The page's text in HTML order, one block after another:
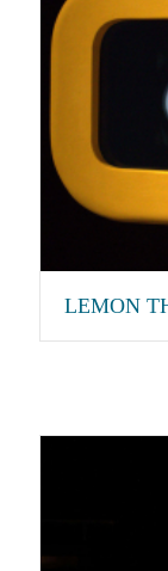
LEMON